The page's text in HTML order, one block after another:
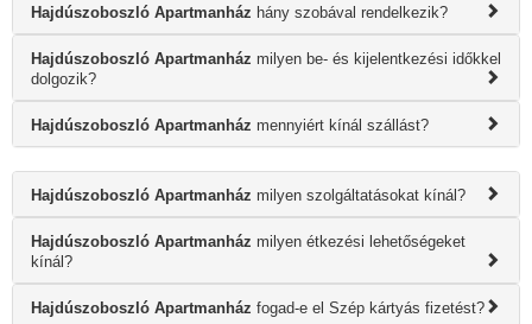
Hajdúszoboszló Apartmanház hány szobával rendelkezik?
Hajdúszoboszló Apartmanház milyen be- és kijelentkezési időkkel
dolgozik?
Hajdúszoboszló Apartmanház mennyiért kínál szállást?
Hajdúszoboszló Apartmanház milyen szolgáltatásokat kínál?
Hajdúszoboszló Apartmanház milyen étkezési lehetőségeket
kínál?
Hajdúszoboszló Apartmanház fogad-e el Szép kártyás fizetést?